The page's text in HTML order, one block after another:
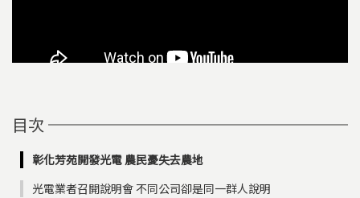
目次
彰化芳苑開發光電 農民憂失去農地
光電業者召開說明會 不同公司卻是同一群人說明